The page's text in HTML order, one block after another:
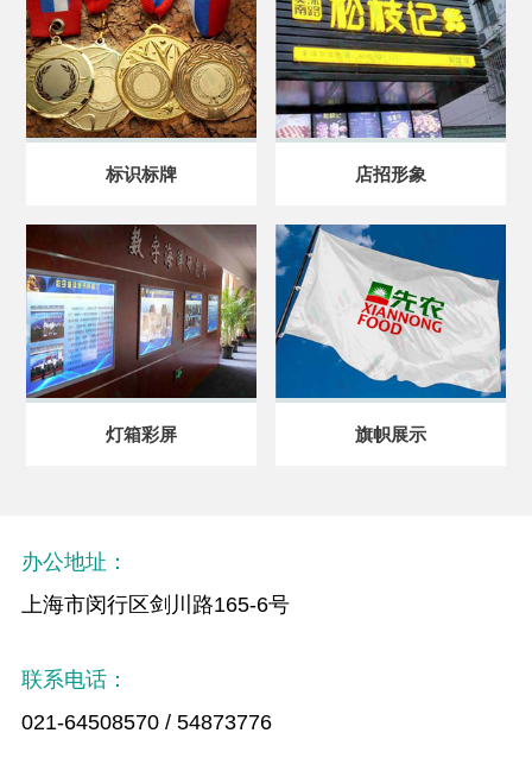
标识标牌 店招形象
灯箱彩屏 旗帜展示
办公地址：
上海市闵行区剑川路165-6号
联系电话：
021-64508570 / 54873776